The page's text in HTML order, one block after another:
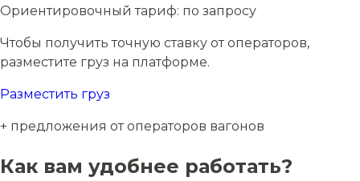
Ориентировочный тариф: по запросу
Чтобы получить точную ставку от операторов,
разместите груз на платформе.
Разместить груз
+ предложения от операторов вагонов
Как вам удобнее работать?